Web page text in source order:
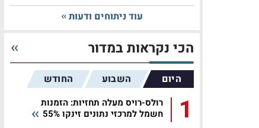
עוד ניתוחים ודעות
הכי נקראות במדור
היום השבוע החודש
1
רולס-רויס מעלה תחזיות: הזמנות
חשמל למרכזי נתונים זינקו 55%